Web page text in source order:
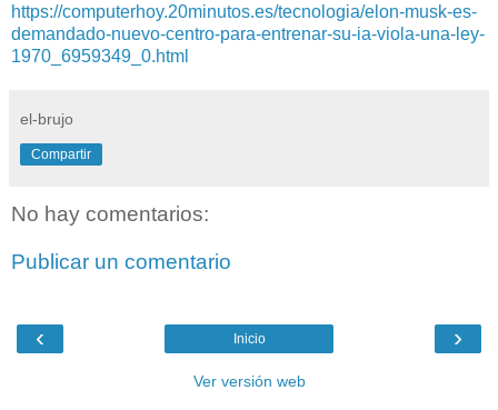
https://computerhoy.20minutos.es/tecnologia/elon-musk-es-
demandado-nuevo-centro-para-entrenar-su-ia-viola-una-ley-
1970_6959349_0.html
el-brujo
Compartir
No hay comentarios:
Publicar un comentario
‹ ›
Inicio
Ver versión web